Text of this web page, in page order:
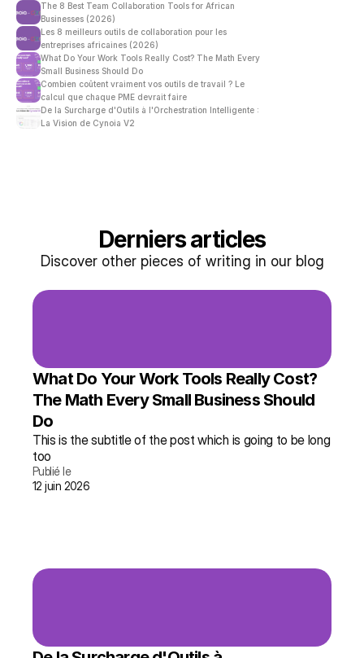
The 8 Best Team Collaboration Tools for African
Businesses (2026)
Les 8 meilleurs outils de collaboration pour les
entreprises africaines (2026)
What Do Your Work Tools Really Cost? The Math Every
Small Business Should Do
Combien coûtent vraiment vos outils de travail ? Le
calcul que chaque PME devrait faire
De la Surcharge d'Outils à l'Orchestration Intelligente :
La Vision de Cynoia V2
Derniers articles
Discover other pieces of writing in our blog
What Do Your Work Tools Really Cost?
The Math Every Small Business Should
Do
This is the subtitle of the post which is going to be long
too
Publié le
12 juin 2026